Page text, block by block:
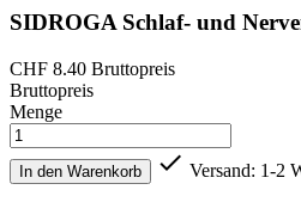
SIDROGA Schlaf- und
CHF 8.40 Bruttopreis
Bruttopreis
Menge
In den Warenkorb  Versand: 1-2